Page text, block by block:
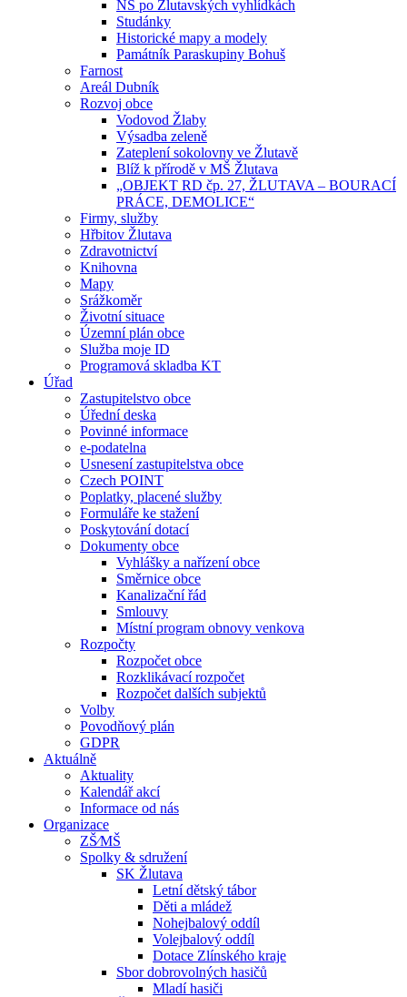
NS po Žlutavských vyhlídkách
Studánky
Historické mapy a modely
Památník Paraskupiny Bohuš
Farnost
Areál Dubník
Rozvoj obce
Vodovod Žlaby
Výsadba zeleně
Zateplení sokolovny ve Žlutavě
Blíž k přírodě v MŠ Žlutava
„OBJEKT RD čp. 27, ŽLUTAVA – BOURACÍ
PRÁCE, DEMOLICE“
Firmy, služby
Hřbitov Žlutava
Zdravotnictví
Knihovna
Mapy
Srážkoměr
Životní situace
Územní plán obce
Služba moje ID
Programová skladba KT
Úřad
Zastupitelstvo obce
Úřední deska
Povinné informace
e-podatelna
Usnesení zastupitelstva obce
Czech POINT
Poplatky, placené služby
Formuláře ke stažení
Poskytování dotací
Dokumenty obce
Vyhlášky a nařízení obce
Směrnice obce
Kanalizační řád
Smlouvy
Místní program obnovy venkova
Rozpočty
Rozpočet obce
Rozklikávací rozpočet
Rozpočet dalších subjektů
Volby
Povodňový plán
GDPR
Aktuálně
Aktuality
Kalendář akcí
Informace od nás
Organizace
ZŠ⁄MŠ
Spolky & sdružení
SK Žlutava
Letní dětský tábor
Děti a mládež
Nohejbalový oddíl
Volejbalový oddíl
Dotace Zlínského kraje
Sbor dobrovolných hasičů
Mladí hasiči